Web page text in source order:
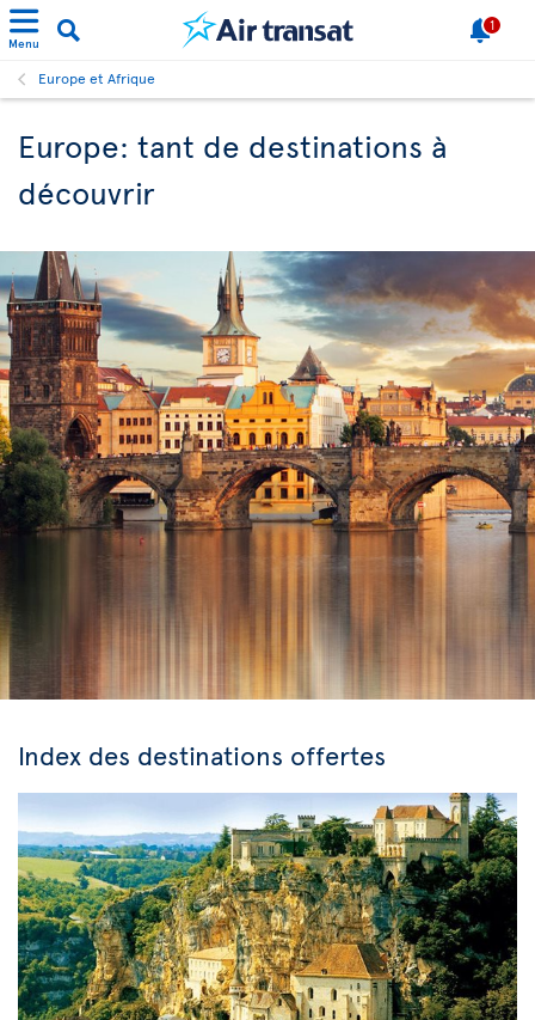
Menu
1
Europe et Afrique
Europe: tant de destinations à
découvrir
Index des destinations offertes